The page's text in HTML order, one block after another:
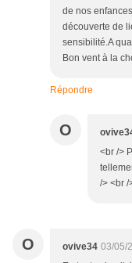
de nos
découverte de
sensibilité.A
Bon vent à la
Répondre
O
<br />
/> <br /
O ovive34 03/05/